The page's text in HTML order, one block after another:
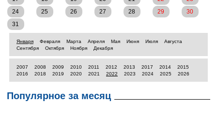
24
25 26 27 28 29
30
31
Января Февраля Марта Апреля Мая Июня Июля
Августа
Сентября
Октября Ноября Декабря
2007 2008 2009 2010 2011 2012 2013 2017 2014
2015
2016
2018 2019 2020 2021 2022 2023 2024 2025 2026
Популярное за месяц